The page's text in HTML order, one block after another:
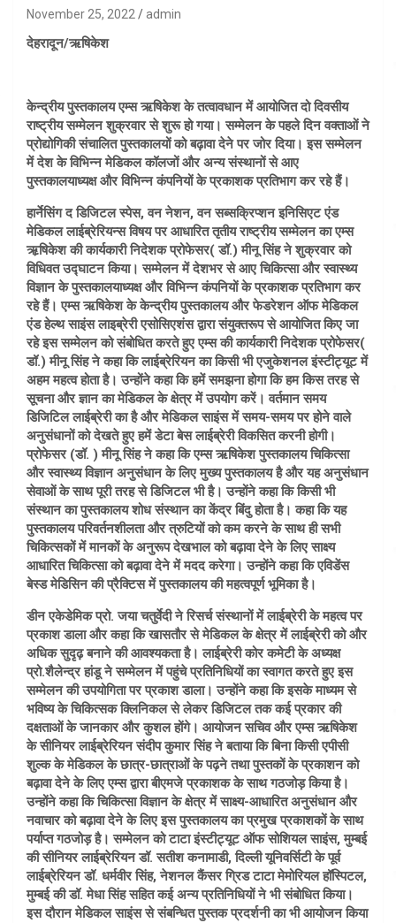
November 25, 2022 admin
देहरादून/ऋषिकेश
केन्द्रीय पुस्तकालय एम्स ऋषिकेश के तत्वावधान में आयोजित दो दिवसीय
राष्ट्रीय सम्मेलन शुक्रवार से शुरू हो गया। सम्मेलन के पहले दिन वक्ताओं ने
प्रोद्योगिकी संचालित पुस्तकालयों को बढ़ावा देने पर जोर दिया। इस सम्मेलन
में देश के विभिन्न मेडिकल कॉलजों और अन्य संस्थानों से आए
पुस्तकालयाध्यक्ष और विभिन्न कंपनियों के प्रकाशक प्रतिभाग कर रहे हैं।
हार्नेसिंग द डिजिटल स्पेस, वन नेशन, वन सब्सक्रिप्शन इनिसिएट एंड
मेडिकल लाईब्रेरियन्स विषय पर आधारित तृतीय राष्ट्रीय सम्मेलन का एम्स
ऋ़षिकेश की कार्यकारी निदेशक प्रोफेसर( डॉ.) मीनू सिंह ने शुक्रवार को
विधिवत उद्घाटन किया। सम्मेलन में देशभर से आए चिकित्सा और स्वास्थ्य
विज्ञान के पुस्तकालयाध्यक्ष और विभिन्न कंपनियों के प्रकाशक प्रतिभाग कर
रहे हैं। एम्स ऋषिकेश के केन्द्रीय पुस्तकालय और फेडरेशन ऑफ मेडिकल
एंड हेल्थ साइंस लाइब्रेरी एसोसिएशंस द्वारा संयुक्तरूप से आयोजित किए जा
रहे इस सम्मेलन को संबोधित करते हुए एम्स की कार्यकारी निदेशक प्रोफेसर(
डॉ.) मीनू सिंह ने कहा कि लाईब्रेरियन का किसी भी एजुकेशनल इंस्टीट्यूट में
अहम महत्व होता है। उन्होंने कहा कि हमें समझना होगा कि हम किस तरह से
सूचना और ज्ञान का मेडिकल के क्षेत्र में उपयोग करें। वर्तमान समय
डिजिटिल लाईब्रेरी का है और मेडिकल साइंस में समय-समय पर होने वाले
अनुसंधानों को देखते हुए हमें डेटा बेस लाईब्रेरी विकसित करनी होगी।
प्रोफेसर (डॉ. ) मीनू सिंह ने कहा कि एम्स ऋषिकेश पुस्तकालय चिकित्सा
और स्वास्थ्य विज्ञान अनुसंधान के लिए मुख्य पुस्तकालय है और यह अनुसंधान
सेवाओं के साथ पूरी तरह से डिजिटल भी है। उन्होंने कहा कि किसी भी
संस्थान का पुस्तकालय शोध संस्थान का केंद्र बिंदु होता है। कहा कि यह
पुस्तकालय परिवर्तनशीलता और त्रुटियों को कम करने के साथ ही सभी
चिकित्सकों में मानकों के अनुरूप देखभाल को बढ़ावा देने के लिए साक्ष्य
आधारित चिकित्सा को बढ़ावा देने में मदद करेगा। उन्होंने कहा कि एविडेंस
बेस्ड मेडिसिन की प्रैक्टिस में पुस्तकालय की महत्वपूर्ण भूमिका है।
डीन एकेडेमिक प्रो. जया चतुर्वेदी ने रिसर्च संस्थानों में लाईब्रेरी के महत्व पर
प्रकाश डाला और कहा कि खासतौर से मेडिकल के क्षेत्र में लाईब्रेरी को और
अधिक सुदृढ़ बनाने की आवश्यकता है। लाईब्रेरी कोर कमेटी के अध्यक्ष
प्रो.शैलेन्द्र हांडू ने सम्मेलन में पहुंचे प्रतिनिधियों का स्वागत करते हुए इस
सम्मेलन की उपयोगिता पर प्रकाश डाला। उन्होंने कहा कि इसके माध्यम से
भविष्य के चिकित्सक क्लिनिकल से लेकर डिजिटल तक कई प्रकार की
दक्षताओं के जानकार और कुशल होंगे। आयोजन सचिव और एम्स ऋषिकेश
के सीनियर लाईब्रेरियन संदीप कुमार सिंह ने बताया कि बिना किसी एपीसी
शुल्क के मेडिकल के छात्र-छात्राओं के पढ़ने तथा पुस्तकों के प्रकाशन को
बढ़ावा देने के लिए एम्स द्वारा बीएमजे प्रकाशक के साथ गठजोड़ किया है।
उन्होंने कहा कि चिकित्सा विज्ञान के क्षेत्र में साक्ष्य-आधारित अनुसंधान और
नवाचार को बढ़ावा देने के लिए इस पुस्तकालय का प्रमुख प्रकाशकों के साथ
पर्याप्त गठजोड़ है। सम्मेलन को टाटा इंस्टीट्यूट ऑफ सोशियल साइंस, मुम्बई
की सीनियर लाईब्रेरियन डॉ. सतीश कनामाडी, दिल्ली यूनिवर्सिटी के पूर्व
लाईब्रेरियन डॉ. धर्मवीर सिंह, नेशनल कैंसर ग्रिड टाटा मेमोरियल हॉस्पिटल,
मुम्बई की डॉ. मेधा सिंह सहित कई अन्य प्रतिनिधियों ने भी संबोधित किया।
इस दौरान मेडिकल साइंस से संबन्धित पुस्तक प्रदर्शनी का भी आयोजन किया